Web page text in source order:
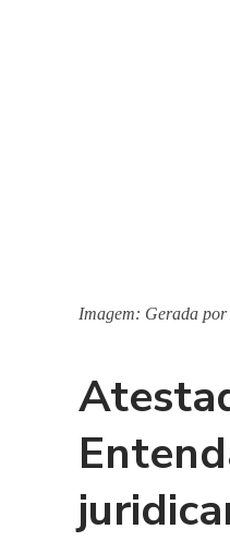
Imagem: Gerada por